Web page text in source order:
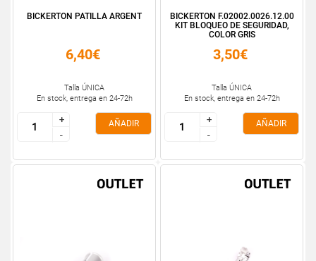
BICKERTON PATILLA ARGENT
6,40€
Talla ÚNICA
En stock, entrega en 24-72h
+
-
+
-
AÑADIR
BICKERTON F.02002.0026.12.00
KIT BLOQUEO DE SEGURIDAD,
COLOR GRIS
3,50€
Talla ÚNICA
En stock, entrega en 24-72h
+
-
+
-
AÑADIR